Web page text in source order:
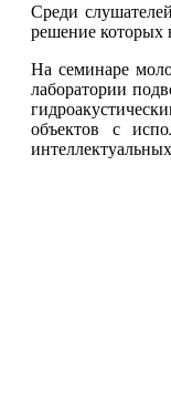
Среди
решение
На семинаре
лаборатории
объектов с